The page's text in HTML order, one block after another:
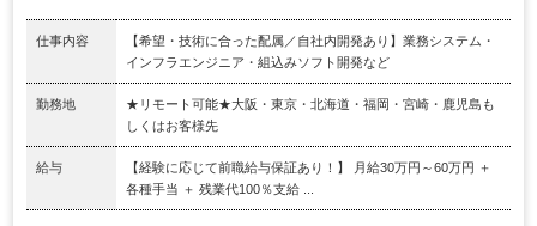
仕事内容
【希望・技術に合った配属／自社内開発あり】業務システム・
インフラエンジニア・組込みソフト開発など
勤務地
★リモート可能★大阪・東京・北海道・福岡・宮崎・鹿児島も
しくはお客様先
給与
【経験に応じて前職給与保証あり！】 月給30万円～60万円 ＋
各種手当 ＋ 残業代100％支給 ...